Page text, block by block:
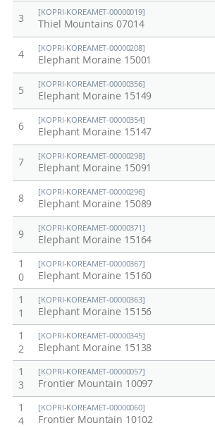
3
[KOPRI-KOREAMET-00000019]
Thiel Mountains 07014
4
[KOPRI-KOREAMET-00000208]
Elephant Moraine 15001
5
[KOPRI-KOREAMET-00000356]
Elephant Moraine 15149
6
[KOPRI-KOREAMET-00000354]
Elephant Moraine 15147
7
[KOPRI-KOREAMET-00000298]
Elephant Moraine 15091
8
[KOPRI-KOREAMET-00000296]
Elephant Moraine 15089
9
[KOPRI-KOREAMET-00000371]
Elephant Moraine 15164
1
0
[KOPRI-KOREAMET-00000367]
Elephant Moraine 15160
1
1
[KOPRI-KOREAMET-00000363]
Elephant Moraine 15156
1
2
[KOPRI-KOREAMET-00000345]
Elephant Moraine 15138
1
3
[KOPRI-KOREAMET-00000057]
Frontier Mountain 10097
1
4
[KOPRI-KOREAMET-00000060]
Frontier Mountain 10102